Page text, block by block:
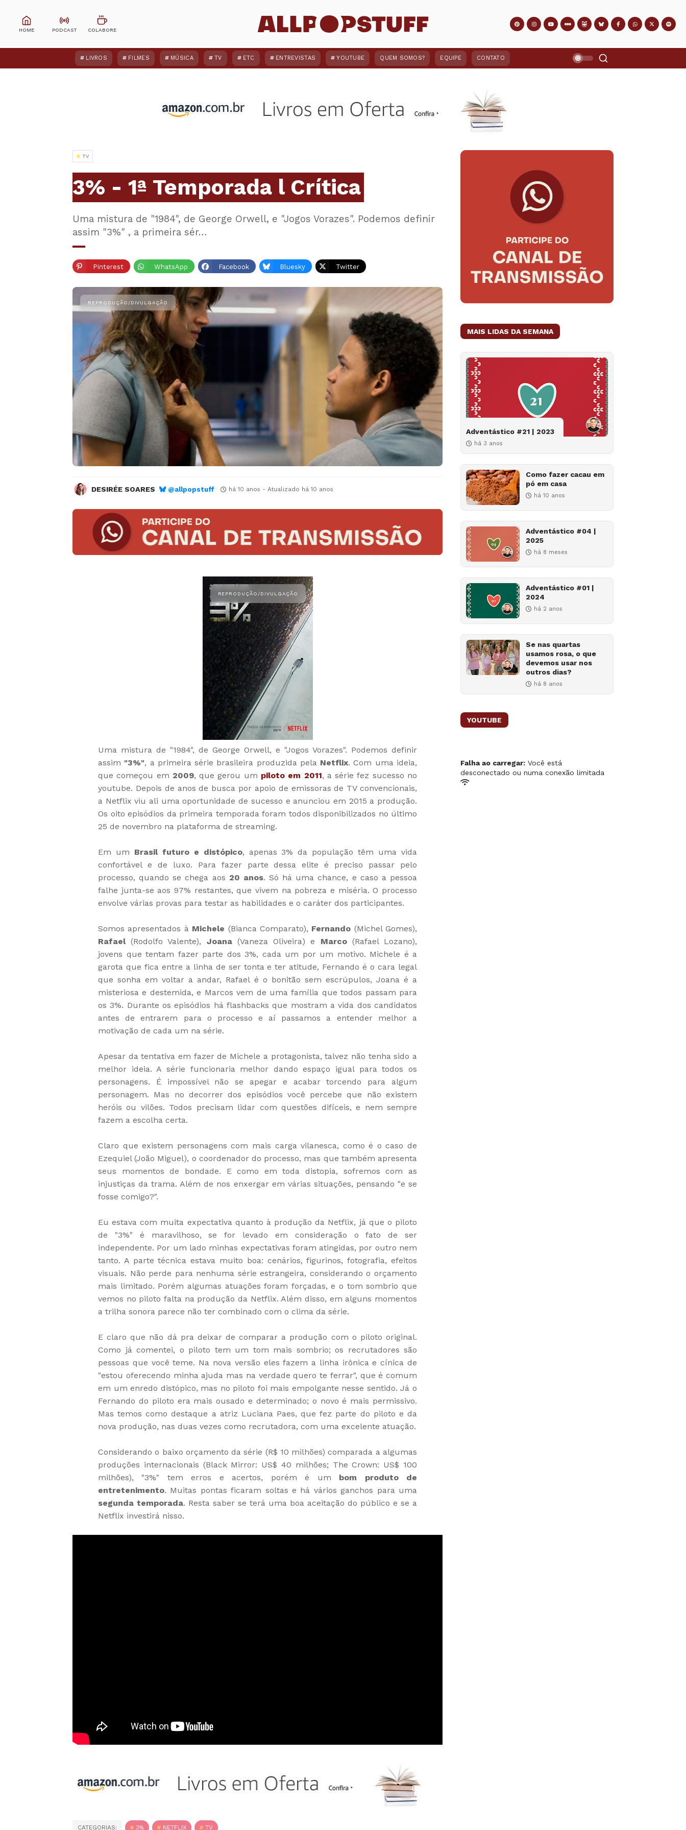
LIVROS FILMES MÚSICA TV ETC ENTREVISTAS YOUTUBE QUEM SOMOS? EQUIPE CONTATO
TV
3% - 1ª Temporada l Crítica
Uma mistura de "1984", de George Orwell, e "Jogos Vorazes". Podemos definir
assim "3%" , a primeira sér…
Pinterest WhatsApp Facebook Bluesky Twitter
DESIRÉE SOARES @allpopstuff há 10 anos - Atualizado há 10 anos
Uma mistura de "1984", de George Orwell, e "Jogos Vorazes". Podemos definir
assim "3%", a primeira série brasileira produzida pela Netflix. Com uma ideia,
que começou em 2009, que gerou um piloto em 2011, a série fez sucesso no
youtube. Depois de anos de busca por apoio de emissoras de TV convencionais,
a Netflix viu ali uma oportunidade de sucesso e anunciou em 2015 a produção.
Os oito episódios da primeira temporada foram todos disponibilizados no último
25 de novembro na plataforma de streaming.
Em um Brasil futuro e distópico, apenas 3% da população têm uma vida
confortável e de luxo. Para fazer parte dessa elite é preciso passar pelo
processo, quando se chega aos 20 anos. Só há uma chance, e caso a pessoa
falhe junta-se aos 97% restantes, que vivem na pobreza e miséria. O processo
envolve várias provas para testar as habilidades e o caráter dos participantes.
Somos apresentados à Michele (Bianca Comparato), Fernando (Michel Gomes),
Rafael(Rodolfo Valente), Joana(Vaneza Oliveira) e Marco(Rafael Lozano),
jovens que tentam fazer parte dos 3%, cada um por um motivo. Michele é a
garota que fica entre a linha de ser tonta e ter atitude, Fernando é o cara legal
que sonha em voltar a andar, Rafael é o bonitão sem escrúpulos, Joana é a
misteriosa e destemida, e Marcos vem de uma família que todos passam para
os 3%. Durante os episódios há flashbacks que mostram a vida dos candidatos
antes de entrarem para o processo e aí passamos a entender melhor a
motivação de cada um na série.
Apesar da tentativa em fazer de Michele a protagonista, talvez não tenha sido a
melhor ideia. A série funcionaria melhor dando espaço igual para todos os
personagens. É impossível não se apegar e acabar torcendo para algum
personagem. Mas no decorrer dos episódios você percebe que não existem
heróis ou vilões. Todos precisam lidar com questões difíceis, e nem sempre
fazem a escolha certa.
Claro que existem personagens com mais carga vilanesca, como é o caso de
Ezequiel (João Miguel), o coordenador do processo, mas que também apresenta
seus momentos de bondade. E como em toda distopia, sofremos com as
injustiças da trama. Além de nos enxergar em várias situações, pensando "e se
fosse comigo?".
Eu estava com muita expectativa quanto à produção da Netflix, já que o piloto
de "3%" é maravilhoso, se for levado em consideração o fato de ser
independente. Por um lado minhas expectativas foram atingidas, por outro nem
tanto. A parte técnica estava muito boa: cenários, figurinos, fotografia, efeitos
visuais. Não perde para nenhuma série estrangeira, considerando o orçamento
mais limitado. Porém algumas atuações foram forçadas, e o tom sombrio que
vemos no piloto falta na produção da Netflix. Além disso, em alguns momentos
a trilha sonora parece não ter combinado com o clima da série.
E claro que não dá pra deixar de comparar a produção com o piloto original.
Como já comentei, o piloto tem um tom mais sombrio; os recrutadores são
pessoas que você teme. Na nova versão eles fazem a linha irônica e cínica de
"estou oferecendo minha ajuda mas na verdade quero te ferrar", que é comum
em um enredo distópico, mas no piloto foi mais empolgante nesse sentido. Já o
Fernando do piloto era mais ousado e determinado; o novo é mais permissivo.
Mas temos como destaque a atriz Luciana Paes, que fez parte do piloto e da
nova produção, nas duas vezes como recrutadora, com uma excelente atuação.
Considerando o baixo orçamento da série (R$ 10 milhões) comparada a algumas
produções internacionais (Black Mirror: US$ 40 milhões; The Crown: US$ 100
milhões), "3%" tem erros e acertos, porém é um bom produto de
entretenimento. Muitas pontas ficaram soltas e há vários ganchos para uma
segunda temporada. Resta saber se terá uma boa aceitação do público e se a
Netflix investirá nisso.
CATEGORIAS: 3% NETFLIX TV
MAIS LIDAS DA SEMANA
Adventástico #21 | 2023
há 3 anos
Como fazer cacau em
pó em casa
há 10 anos
Adventástico #04 |
2025
há 8 meses
Adventástico #01 |
2024
há 2 anos
Se nas quartas
usamos rosa, o que
devemos usar nos
outros dias?
há 8 anos
YOUTUBE
Falha ao carregar: Você está
desconectado ou numa conexão limitada